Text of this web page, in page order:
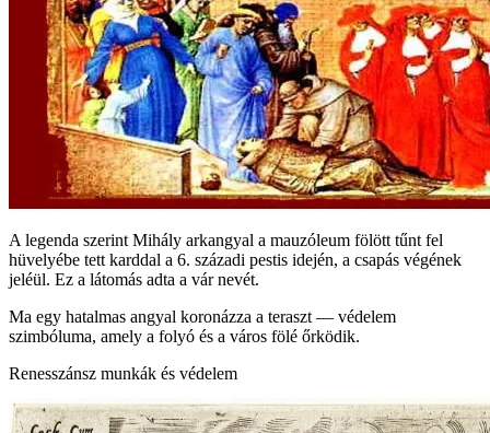
A legenda szerint Mihály arkangyal a mauzóleum fölött tűnt fel
hüvelyébe tett karddal a 6. századi pestis idején, a csapás végének
jeléül. Ez a látomás adta a vár nevét.
Ma egy hatalmas angyal koronázza a teraszt — védelem
szimbóluma, amely a folyó és a város fölé őrködik.
Renesszánsz munkák és védelem